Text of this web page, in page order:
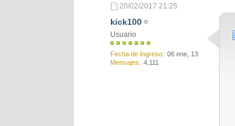
20/02/2017 21:25
kick100
Usuario
Fecha de Ingreso
06 ene, 13
Mensajes
4,111